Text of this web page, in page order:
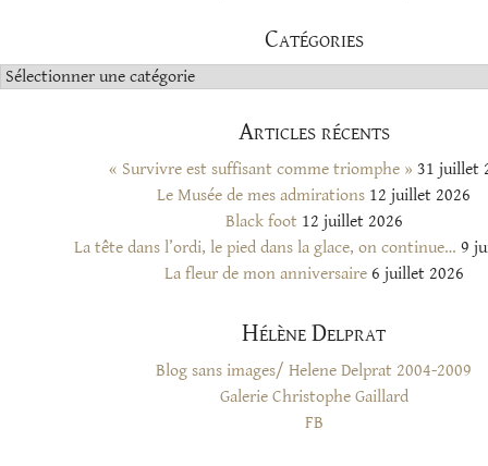
Catégories
Catégories
Articles récents
« Survivre est suffisant comme triomphe » 31 juillet
Le Musée de mes admirations 12 juillet 2026
Black foot 12 juillet 2026
La tête dans l’ordi, le pied dans la glace, on continue… 9
La fleur de mon anniversaire 6 juillet 2026
Hélène Delprat
Blog sans images/ Helene Delprat 2004-2009
Galerie Christophe Gaillard
FB